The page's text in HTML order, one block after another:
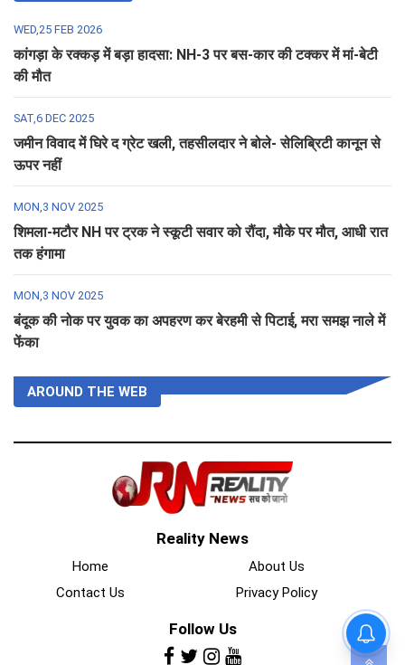
WED,25 FEB 2026
कांगड़ा के रक्कड़ में बड़ा हादसा: NH-3 पर बस-कार की टक्कर में मां-बेटी
की मौत
SAT,6 DEC 2025
जमीन विवाद में घिरे द ग्रेट खली, तहसीलदार ने बोले- सेलिब्रिटी कानून से
ऊपर नहीं
MON,3 NOV 2025
शिमला-मटौर NH पर ट्रक ने स्कूटी सवार को रौंदा, मौके पर मौत, आधी रात
तक हंगामा
MON,3 NOV 2025
बंदूक की नोक पर युवक का अपहरण कर बेरहमी से पिटाई, मरा समझ नाले में
फेंका
AROUND THE WEB
Reality News
Home
About Us
Contact Us
Privacy Policy
Follow Us